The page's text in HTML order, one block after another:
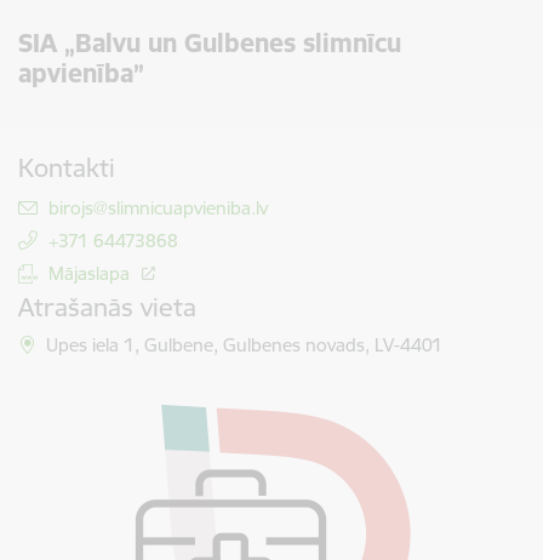
SIA „Balvu un Gulbenes slimnīcu
apvienība”
Kontakti
E-pasts:
birojs@slimnicuapvieniba.lv
+371 64473868
Mājaslapa
Atrašanās vieta
Upes iela 1, Gulbene, Gulbenes novads, LV-4401